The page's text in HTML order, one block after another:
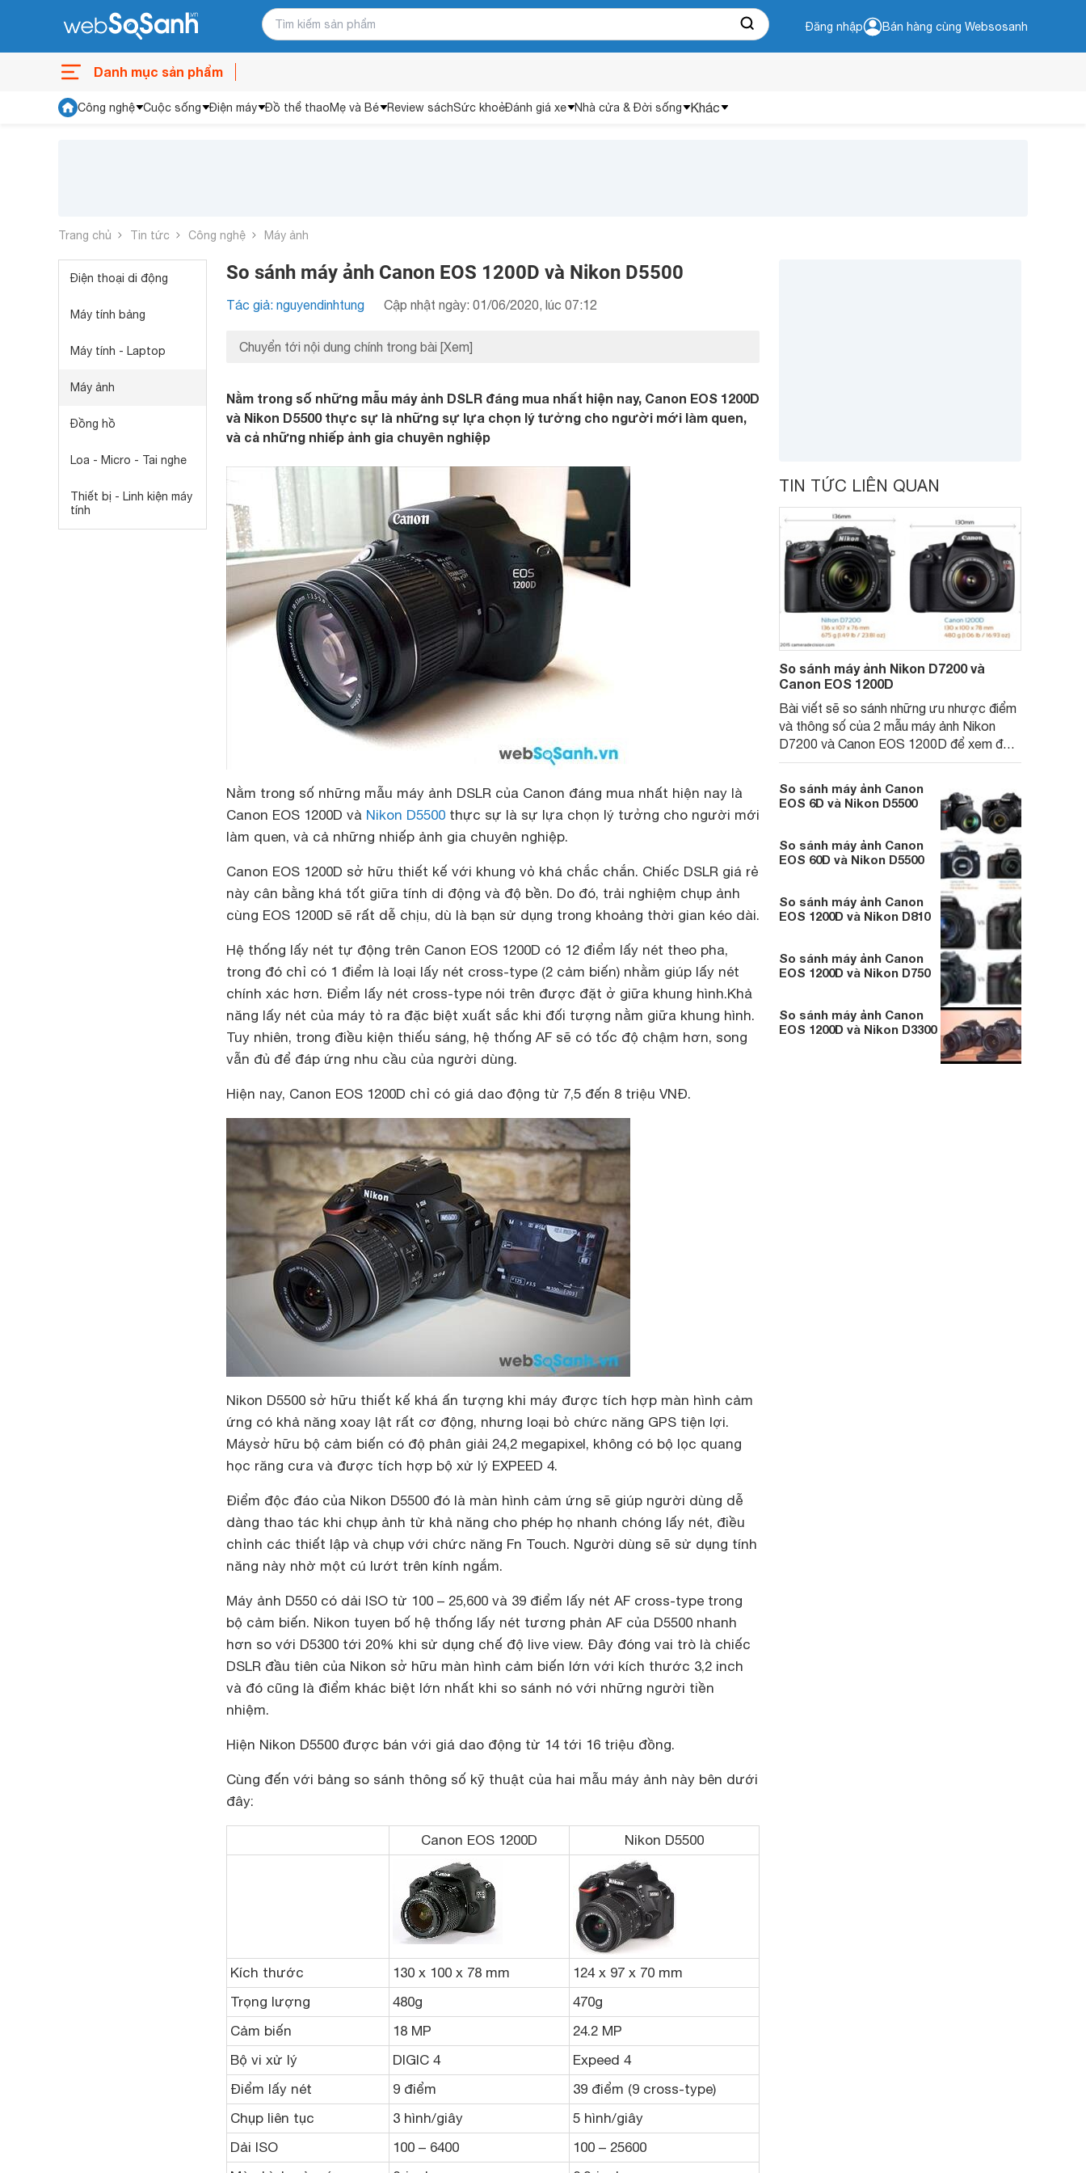
Đăng nhập Bán hàng cùng Websosanh
Danh mục sản phẩm
Công nghệ Cuộc sống Điện máy Đồ thể thaoMẹ và Bé Review sáchSức khoẻĐánh giá xe Nhà cửa & Đời sống Khác
Trang chủ Tin tức Công nghệ Máy ảnh
Điện thoại di động
Máy tính bảng
Máy tính - Laptop
Máy ảnh
Đồng hồ
Loa - Micro - Tai nghe
Thiết bị - Linh kiện máy
tính
So sánh máy ảnh Canon EOS 1200D và Nikon D5500
Tác giả: nguyendinhtung Cập nhật ngày: 01/06/2020, lúc 07:12
Chuyển tới nội dung chính trong bài [Xem]
Nằm trong số những mẫu máy ảnh DSLR đáng mua nhất hiện nay, Canon EOS 1200D
và Nikon D5500 thực sự là những sự lựa chọn lý tưởng cho người mới làm quen,
và cả những nhiếp ảnh gia chuyên nghiệp
Nằm trong số những mẫu máy ảnh DSLR của Canon đáng mua nhất hiện nay là
Canon EOS 1200D và Nikon D5500 thực sự là sự lựa chọn lý tưởng cho người mới
làm quen, và cả những nhiếp ảnh gia chuyên nghiệp.
Canon EOS 1200D sở hữu thiết kế với khung vỏ khá chắc chắn. Chiếc DSLR giá rẻ
này cân bằng khá tốt giữa tính di động và độ bền. Do đó, trải nghiệm chụp ảnh
cùng EOS 1200D sẽ rất dễ chịu, dù là bạn sử dụng trong khoảng thời gian kéo dài.
Hệ thống lấy nét tự động trên Canon EOS 1200D có 12 điểm lấy nét theo pha,
trong đó chỉ có 1 điểm là loại lấy nét cross-type (2 cảm biến) nhằm giúp lấy nét
chính xác hơn. Điểm lấy nét cross-type nói trên được đặt ở giữa khung hình.Khả
năng lấy nét của máy tỏ ra đặc biệt xuất sắc khi đối tượng nằm giữa khung hình.
Tuy nhiên, trong điều kiện thiếu sáng, hệ thống AF sẽ có tốc độ chậm hơn, song
vẫn đủ để đáp ứng nhu cầu của người dùng.
Hiện nay, Canon EOS 1200D chỉ có giá dao động từ 7,5 đến 8 triệu VNĐ.
Nikon D5500 sở hữu thiết kế khá ấn tượng khi máy được tích hợp màn hình cảm
ứng có khả năng xoay lật rất cơ động, nhưng loại bỏ chức năng GPS tiện lợi.
Máysở hữu bộ cảm biến có độ phân giải 24,2 megapixel, không có bộ lọc quang
học răng cưa và được tích hợp bộ xử lý EXPEED 4.
Điểm độc đáo của Nikon D5500 đó là màn hình cảm ứng sẽ giúp người dùng dễ
dàng thao tác khi chụp ảnh từ khả năng cho phép họ nhanh chóng lấy nét, điều
chỉnh các thiết lập và chụp với chức năng Fn Touch. Người dùng sẽ sử dụng tính
năng này nhờ một cú lướt trên kính ngắm.
Máy ảnh D550 có dải ISO từ 100 – 25,600 và 39 điểm lấy nét AF cross-type trong
bộ cảm biến. Nikon tuyen bố hệ thống lấy nét tương phản AF của D5500 nhanh
hơn so với D5300 tới 20% khi sử dụng chế độ live view. Đây đóng vai trò là chiếc
DSLR đầu tiên của Nikon sở hữu màn hình cảm biến lớn với kích thước 3,2 inch
và đó cũng là điểm khác biệt lớn nhất khi so sánh nó với những người tiền
nhiệm.
Hiện Nikon D5500 được bán với giá dao động từ 14 tới 16 triệu đồng.
Cùng đến với bảng so sánh thông số kỹ thuật của hai mẫu máy ảnh này bên dưới
đây:
Canon EOS 1200D Nikon D5500
Kích thước 130 x 100 x 78 mm
124 x 97 x 70 mm
Trọng lượng
480g
470g
Cảm biến
18 MP
24.2 MP
Bộ vi xử lý
DIGIC 4
Expeed 4
Điểm lấy nét
9 điểm
39 điểm (9 cross-type)
Chụp liên tục
3 hình/giây
5 hình/giây
Dải ISO
100 – 6400
100 – 25600
TIN TỨC LIÊN QUAN
So sánh máy ảnh Nikon D7200 và
Canon EOS 1200D
Bài viết sẽ so sánh những ưu nhược điểm
và thông số của 2 mẫu máy ảnh Nikon
D7200 và Canon EOS 1200D để xem đâu
mới là sự lựa chọn tốt hơn cả
So sánh máy ảnh Canon
EOS 6D và Nikon D5500
So sánh máy ảnh Canon
EOS 60D và Nikon D5500
So sánh máy ảnh Canon
EOS 1200D và Nikon D810
So sánh máy ảnh Canon
EOS 1200D và Nikon D750
So sánh máy ảnh Canon
EOS 1200D và Nikon D3300